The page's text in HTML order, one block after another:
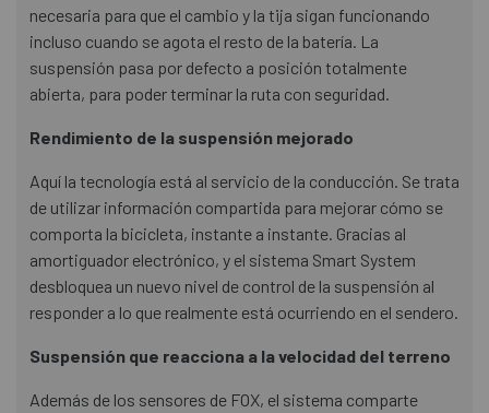
necesaria para que el cambio y la tija sigan funcionando
incluso cuando se agota el resto de la batería. La
suspensión pasa por defecto a posición totalmente
abierta, para poder terminar la ruta con seguridad.
Rendimiento de la suspensión mejorado
Aquí la tecnología está al servicio de la conducción. Se trata
de utilizar información compartida para mejorar cómo se
comporta la bicicleta, instante a instante. Gracias al
amortiguador electrónico, y el sistema Smart System
desbloquea un nuevo nivel de control de la suspensión al
responder a lo que realmente está ocurriendo en el sendero.
Suspensión que reacciona a la velocidad del terreno
Además de los sensores de FOX, el sistema comparte